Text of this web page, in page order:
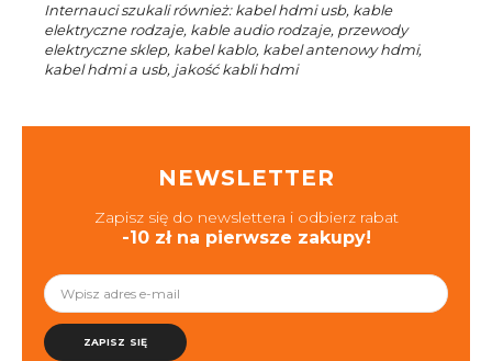
Internauci szukali również: kabel hdmi usb, kable
elektryczne rodzaje, kable audio rodzaje, przewody
elektryczne sklep, kabel kablo, kabel antenowy hdmi,
kabel hdmi a usb, jakość kabli hdmi
NEWSLETTER
Zapisz się do newslettera i odbierz rabat
-10 zł na pierwsze zakupy!
ZAPISZ SIĘ